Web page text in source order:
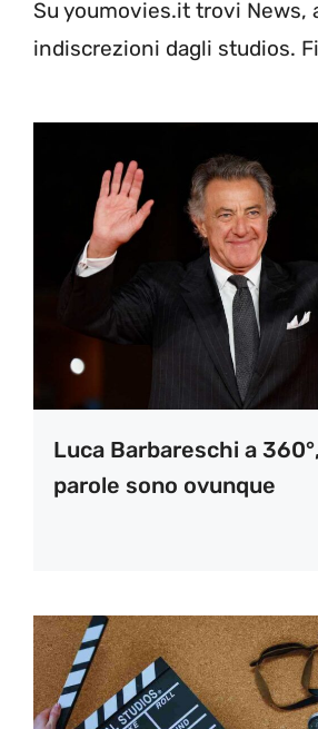
Su youmovies.it trovi News,
indiscrezioni dagli studios.
Luca Barbareschi a
parole sono ovunque